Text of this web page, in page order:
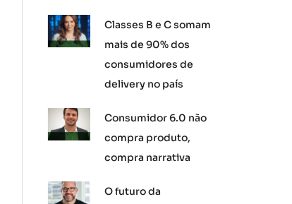
Classes B e C somam
mais de 90% dos
consumidores de
delivery no país
Consumidor 6.0 não
compra produto,
compra narrativa
O futuro da